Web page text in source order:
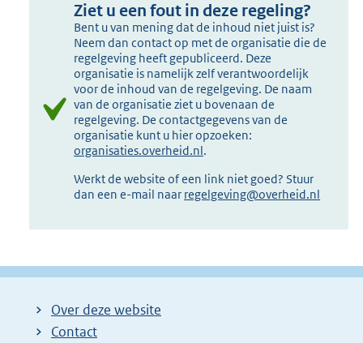
Ziet u een fout in deze regeling?
Bent u van mening dat de inhoud niet juist is?
Neem dan contact op met de organisatie die de
regelgeving heeft gepubliceerd. Deze
organisatie is namelijk zelf verantwoordelijk
voor de inhoud van de regelgeving. De naam
van de organisatie ziet u bovenaan de
regelgeving. De contactgegevens van de
organisatie kunt u hier opzoeken:
organisaties.overheid.nl.
Werkt de website of een link niet goed? Stuur
dan een e-mail naar regelgeving@overheid.nl
Over deze website
Contact